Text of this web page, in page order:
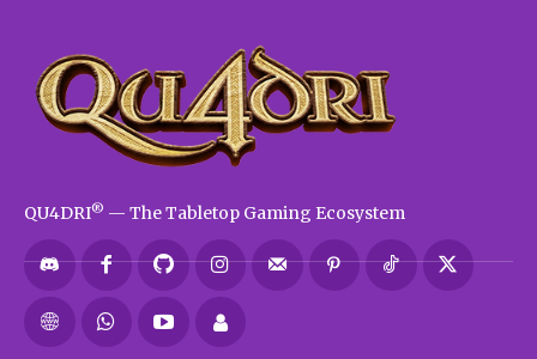
QU4DRI® — The Tabletop Gaming Ecosystem